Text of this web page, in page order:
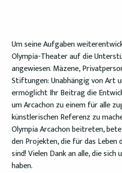
Um seine Aufgaben
Olympia-Theater auf die
angewiesen. Mäzene,
Stiftungen: Unabhängig von Art
ermöglicht Ihr Beitrag die
um Arcachon zu einem für alle
künstlerischen Referenz zu
Olympia Arcachon beitreten,
den Projekten, die für das Leben
sind! Vielen Dank an alle, die sich
haben.